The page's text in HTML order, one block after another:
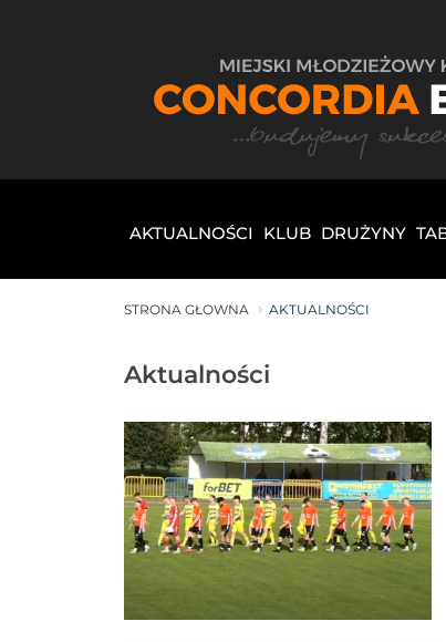
AKTUALNOŚCI KLUB DRUŻYNY
STRONA GŁOWNA AKTUALNOŚCI
Aktualności